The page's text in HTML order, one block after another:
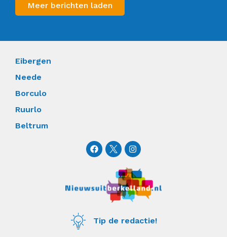
Meer berichten laden
Eibergen
Neede
Borculo
Ruurlo
Beltrum
F
a
o
o
I
n
t
a
g
r
a
Tip de redactie!